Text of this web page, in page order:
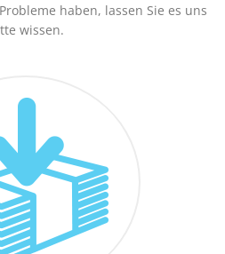
haben, lassen Sie es uns
wissen.